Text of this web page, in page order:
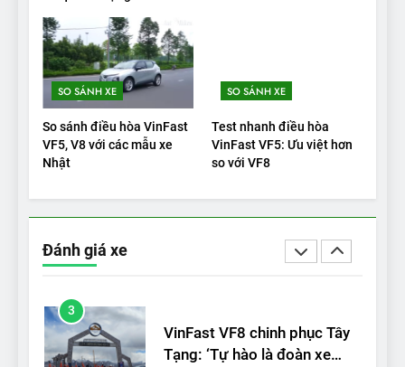
SO SÁNH XE
So sánh điều hòa VinFast
VF5, V8 với các mẫu xe
Nhật
SO SÁNH XE
Test nhanh điều hòa
VinFast VF5: Ưu việt hơn
so với VF8
Đánh giá xe
1
Xe tốt nhất để mua năm
2025: Green Car Reports
nêu tên 5 người vào chung
kết – Mỹ
ĐÁNH GIÁ XE
‘Wuling Bingo ồn, không có
trạm sạc, nhưng vẫn bán
được nếu biết cách’
3
VinFast VF8 chinh phục Tây
Tạng: ‘Tự hào là đoàn xe